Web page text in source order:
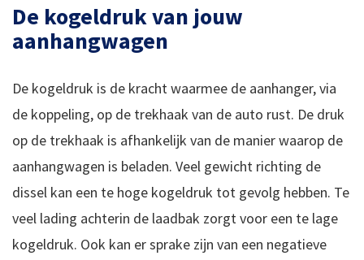
De kogeldruk van jouw
aanhangwagen
De kogeldruk is de kracht waarmee de aanhanger, via
de koppeling, op de trekhaak van de auto rust. De druk
op de trekhaak is afhankelijk van de manier waarop de
aanhangwagen is beladen. Veel gewicht richting de
dissel kan een te hoge kogeldruk tot gevolg hebben. Te
veel lading achterin de laadbak zorgt voor een te lage
kogeldruk. Ook kan er sprake zijn van een negatieve